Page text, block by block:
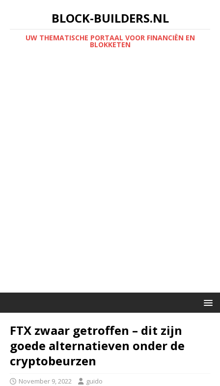
BLOCK-BUILDERS.NL
UW THEMATISCHE PORTAAL VOOR FINANCIËN EN
BLOKKETEN
FTX zwaar getroffen – dit zijn
goede alternatieven onder de
cryptobeurzen
November 9, 2022 guido